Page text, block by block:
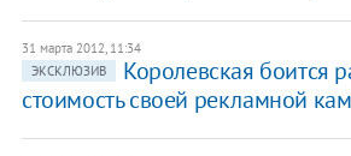
31 марта 2012, 11:34
ЭКСКЛЮЗИВ
Королевская боится
стоимость своей рекламной